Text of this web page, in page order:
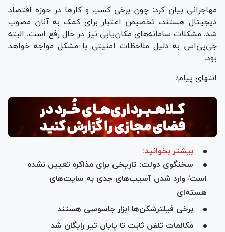
مهاجرانی بیان کرد: چون برخی کسب و کار‌ها در حوزه اقتصاد
دیجیتال هستند، تخصیص اعتبار برای کمک به آنان مصوب
شد. مشکلات سامانه‌های مکان‌یابی نیز در حال رفع است. البته
جی‌پی‌اس به دلیل ملاحظات امنیتی با مشکل مواجه خواهد
بود.
انتهای پیام/
بیشتر بخوانید:
سخنگوی دولت: تاریخی برای مذاکره تعیین نشده
است/ وارد شدن آسیب‌های جدی به سایت‌های
هسته‌ای
برخی فیلترشکن‌ها ابزار جاسوسی هستند
مکالمات تلفن ثابت تا پایان تیر رایگان شد